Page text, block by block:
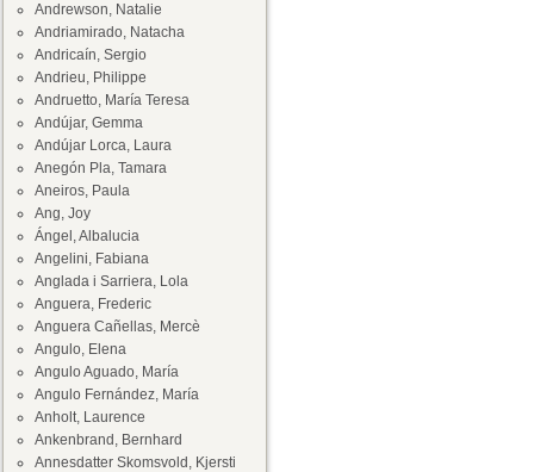
Andrewson, Natalie
Andriamirado, Natacha
Andricaín, Sergio
Andrieu, Philippe
Andruetto, María Teresa
Andújar, Gemma
Andújar Lorca, Laura
Anegón Pla, Tamara
Aneiros, Paula
Ang, Joy
Ángel, Albalucia
Angelini, Fabiana
Anglada i Sarriera, Lola
Anguera, Frederic
Anguera Cañellas, Mercè
Angulo, Elena
Angulo Aguado, María
Angulo Fernández, María
Anholt, Laurence
Ankenbrand, Bernhard
Annesdatter Skomsvold, Kjersti